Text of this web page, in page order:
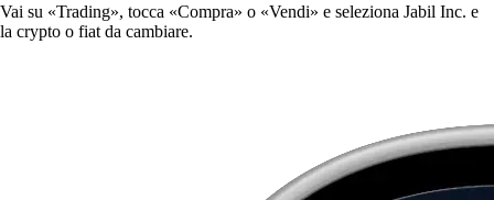
Vai su «Trading», tocca «Compra» o «Vendi» e seleziona Jabil Inc. e
la crypto o fiat da cambiare.